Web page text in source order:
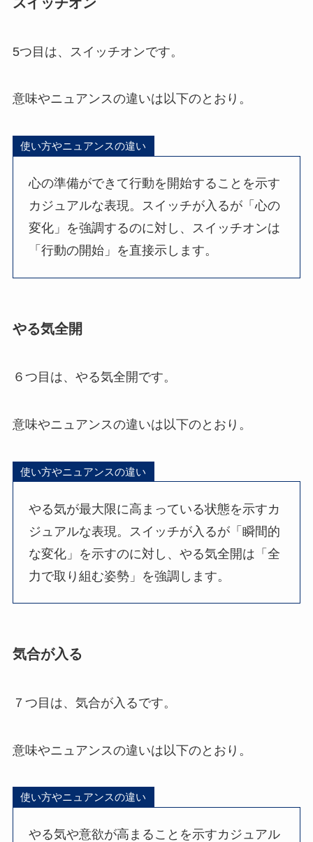
5つ目は、スイッチオンです。
意味やニュアンスの違いは以下のとおり。
使い方やニュアンスの違い
心の準備ができて行動を開始することを示す
カジュアルな表現。スイッチが入るが「心の
変化」を強調するのに対し、スイッチオンは
「行動の開始」を直接示します。
やる気全開
６つ目は、やる気全開です。
意味やニュアンスの違いは以下のとおり。
使い方やニュアンスの違い
やる気が最大限に高まっている状態を示すカ
ジュアルな表現。スイッチが入るが「瞬間的
な変化」を示すのに対し、やる気全開は「全
力で取り組む姿勢」を強調します。
気合が入る
７つ目は、気合が入るです。
意味やニュアンスの違いは以下のとおり。
使い方やニュアンスの違い
やる気や意欲が高まることを示すカジュアル